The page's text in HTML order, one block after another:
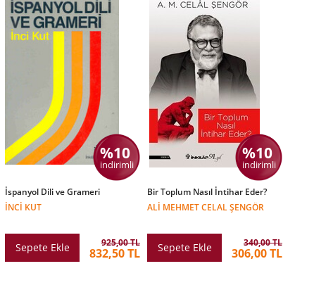
%10
indirimli
İspanyol Dili ve Grameri
İNCI KUT
Sepete Ekle 925,00 TL
832,50 TL
%10
indirimli
Bir Toplum Nasıl İntihar Eder?
ALI MEHMET CELAL ŞENGÖR
Sepete Ekle 340,00 TL
306,00 TL